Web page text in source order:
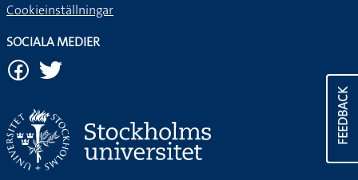
FEEDBACK
Cookieinställningar
SOCIALA MEDIER